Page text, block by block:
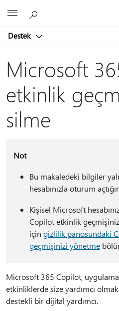
Destek
Microsoft
etkinlik
silme
Not
Bu makaledeki bilgiler
hesabınızla oturum
Kişisel Microsoft
Copilot etkinlik
için gizlilik panosundaki
geçmişinizi yönetme
Microsoft 365 Copilot,
etkinliklerde size yardımcı
destekli bir dijital yardımcı.